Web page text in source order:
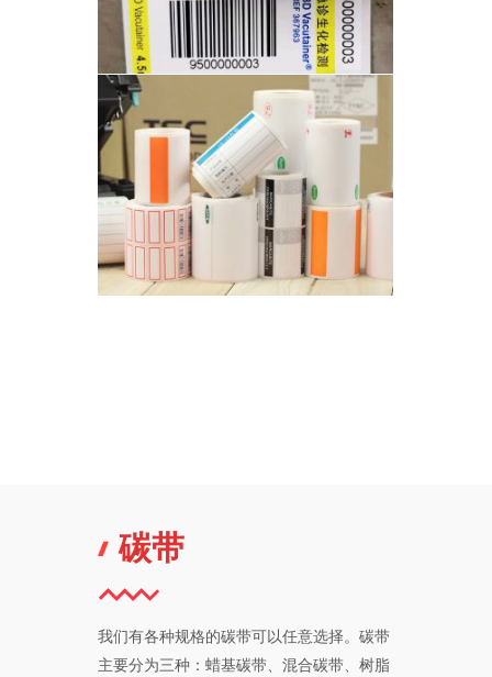
碳带
我们有各种规格的碳带可以任意选择。碳带
主要分为三种：蜡基碳带、混合碳带、树脂